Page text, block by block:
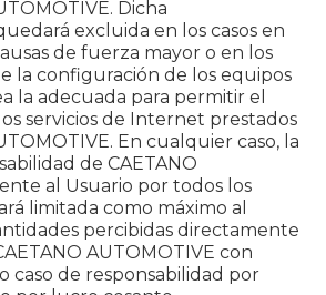
Dicha
excluida en los casos en
de fuerza mayor o en los
la configuración de los equipos
la adecuada para permitir el
servicios de Internet prestados
En cualquier caso, la
de CAETANO
al Usuario por todos los
limitada como máximo al
percibidas directamente
AUTOMOTIVE con
caso de responsabilidad por